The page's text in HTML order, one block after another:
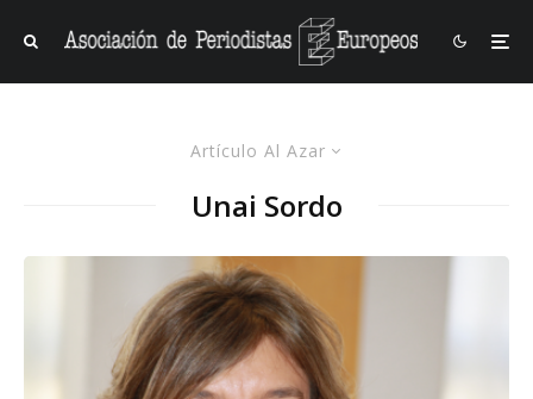
Artículo Al Azar
Unai Sordo